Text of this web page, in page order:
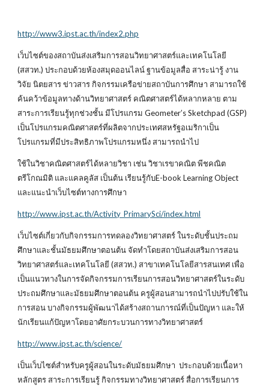
http://www3.ipst.ac.th/index2.php
เว็บไซต์ของสถาบันส่งเสริมการสอนวิทยาศาสตร์และเทคโนโลยี
(สสวท.) ประกอบด้วยห้องสมุดออนไลน์ ฐานข้อมูลสื่อ สาระน่ารู้ งาน
วิจัย นิตยสาร ข่าวสาร กิจกรรมเครือข่ายสถาบันการศึกษา สามารถใช้
ค้นคว้าข้อมูลทางด้านวิทยาศาสตร์ คณิตศาสตร์ได้หลากหลาย ตาม
สาระการเรียนรู้ทุกช่วงชั้น มีโปรแกรม Geometer’s Sketchpad (GSP)
เป็นโปรแกรมคณิตศาสตร์ที่ผลิตจากประเทศสหรัฐอเมริกาเป็น
โปรแกรมที่มีประสิทธิภาพโปรแกรมหนึ่ง สามารถนำไป
ใช้ในวิชาคณิตศาสตร์ได้หลายวิชา เช่น วิชาเรขาคณิต พีชคณิต
ตรีโกณมิติ และแคลคูลัส เป็นต้น เรียนรู้กับE-book Learning Object
และแนะนำเว็บไซต์ทางการศึกษา
http://www.ipst.ac.th/Activity_PrimarySci/index.html
เว็บไซต์เกี่ยวกับกิจกรรมการทดลองวิทยาศาสตร์ ในระดับชั้นประถม
ศึกษาและชั้นมัธยมศึกษาตอนต้น จัดทำโดยสถาบันส่งเสริมการสอน
วิทยาศาสตร์และเทคโนโลยี (สสวท.) สาขาเทคโนโลยีสารสนเทศ เพื่อ
เป็นแนวทางในการจัดกิจกรรมการเรียนการสอนวิทยาศาสตร์ในระดับ
ประถมศึกษาและมัธยมศึกษาตอนต้น ครูผู้สอนสามารถนำไปปรับใช้ใน
การสอน บางกิจกรรมผู้พัฒนาได้สร้างสถานการณ์ที่เป็นปัญหา และให้
นักเรียนแก้ปัญหาโดยอาศัยกระบวนการทางวิทยาศาสตร์
http://www.ipst.ac.th/science/
เป็นเว็บไซต์สำหรับครูผู้สอนในระดับมัธยมศึกษา ประกอบด้วยเนื้อหา
หลักสูตร สาระการเรียนรู้ กิจกรรมทางวิทยาศาสตร์ สื่อการเรียนการ